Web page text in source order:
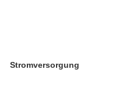
Stromversorgung